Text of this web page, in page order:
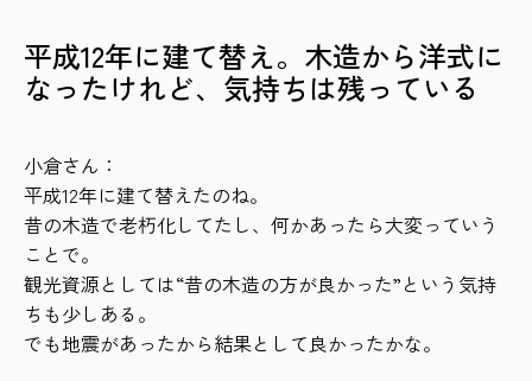
平成12年に建て替え。木造から洋式に
なったけれど、気持ちは残っている
小倉さん：
平成12年に建て替えたのね。
昔の木造で老朽化してたし、何かあったら大変っていう
ことで。
観光資源としては“昔の木造の方が良かった”という気持
ちも少しある。
でも地震があったから結果として良かったかな。